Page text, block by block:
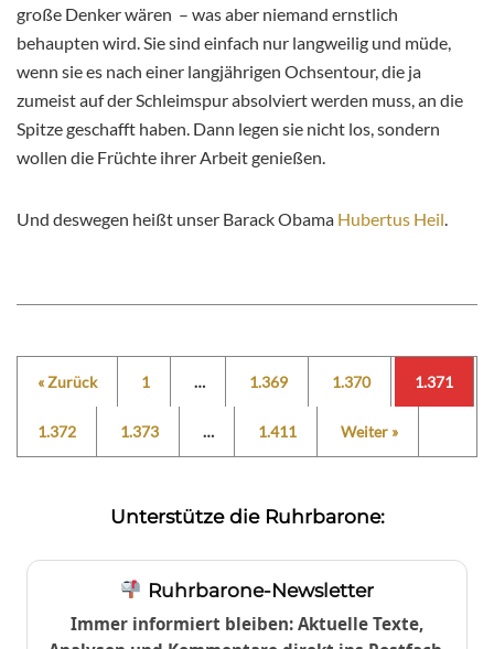
große Denker wären – was aber niemand ernstlich
behaupten wird. Sie sind einfach nur langweilig und müde,
wenn sie es nach einer langjährigen Ochsentour, die ja
zumeist auf der Schleimspur absolviert werden muss, an die
Spitze geschafft haben. Dann legen sie nicht los, sondern
wollen die Früchte ihrer Arbeit genießen.
Und deswegen heißt unser Barack Obama Hubertus Heil.
« Zurück 1 … 1.369 1.370 1.371
1.372 1.373 … 1.411 Weiter »
Unterstütze die Ruhrbarone:
Ruhrbarone-Newsletter
Immer informiert bleiben: Aktuelle Texte,